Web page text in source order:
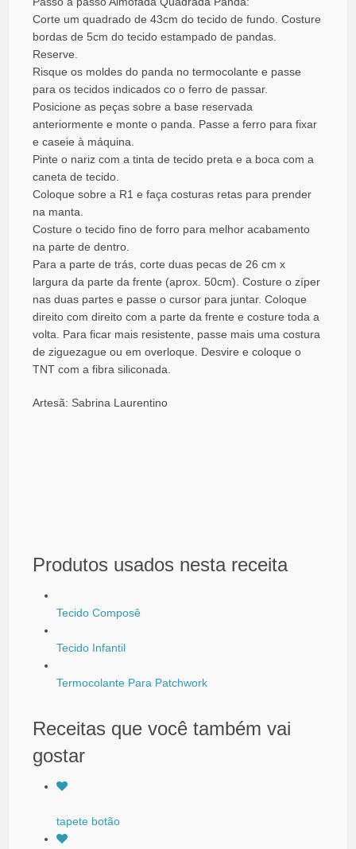
Corte um quadrado de 43cm do tecido de fundo. Costure
bordas de 5cm do tecido estampado de pandas.
Reserve.
Risque os moldes do panda no termocolante e passe
para os tecidos indicados co o ferro de passar.
Posicione as peças sobre a base reservada
anteriormente e monte o panda. Passe a ferro para fixar
e caseie à máquina.
Pinte o nariz com a tinta de tecido preta e a boca com a
caneta de tecido.
Coloque sobre a R1 e faça costuras retas para prender
na manta.
Costure o tecido fino de forro para melhor acabamento
na parte de dentro.
Para a parte de trás, corte duas pecas de 26 cm x
largura da parte da frente (aprox. 50cm). Costure o zíper
nas duas partes e passe o cursor para juntar. Coloque
direito com direito com a parte da frente e costure toda a
volta. Para ficar mais resistente, passe mais uma costura
de ziguezague ou em overloque. Desvire e coloque o
TNT com a fibra siliconada.
Artesã: Sabrina Laurentino
Produtos usados nesta receita
Tecido Composê
Tecido Infantil
Termocolante Para Patchwork
Receitas que você também vai
gostar
tapete botão